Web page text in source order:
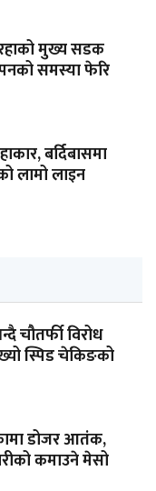
मुख्य सडक
समस्या फेरि
बर्दिबासमा
लामो लाइन
चौतर्फी विरोध
स्पिड चेकिङको
डोजर आतंक,
कमाउने मेसो